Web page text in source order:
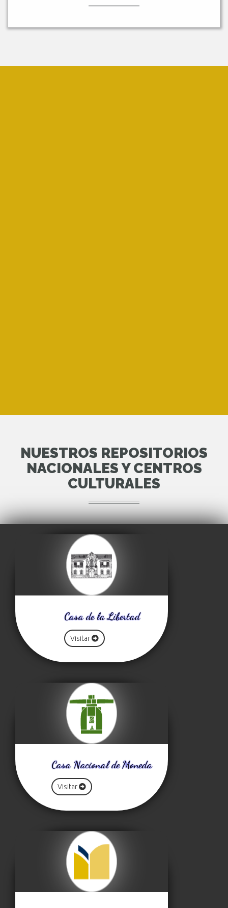
NUESTROS REPOSITORIOS
NACIONALES Y CENTROS
CULTURALES
Casa de la Libertad
Visitar
Casa Nacional de Moneda
Visitar